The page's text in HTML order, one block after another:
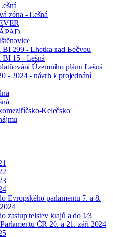
zóna - Lešná
BI 299 - Lhotka nad Bečvou
BI 15 - Lešná
Územního plánu Lešná
- 2024 - návrh k projednání
Kelečsko
Evropského parlamentu 7. a 8.
zastupitelstev krajů a do 1⁄3
ČR 20. a 21. září 2024